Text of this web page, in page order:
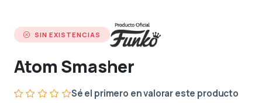
SIN EXISTENCIAS
Atom Smasher
Sé el primero en valorar este producto